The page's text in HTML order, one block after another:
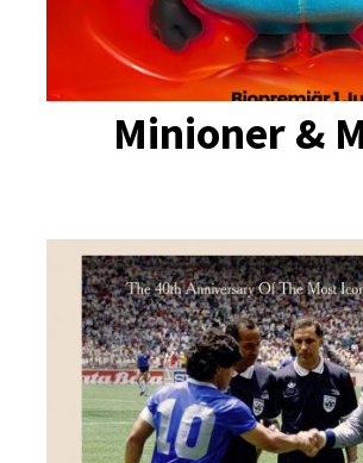
Minioner &